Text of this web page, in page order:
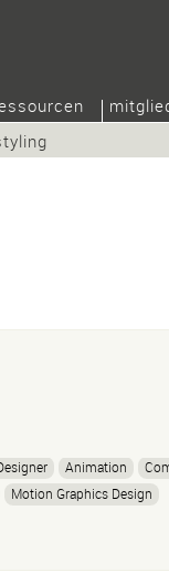
Animation
Motion Graphics Design